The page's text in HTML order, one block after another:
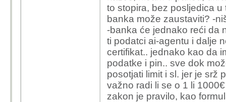
to stopira, bez posljedica
banka može zaustaviti? -
-banka će jednako reći da
ti podatci ai-agentu i dalje
certifikat.. jednako kao da
podatke i pin.. sve dok
posotjati limit i sl. jer je srž
važno radi li se o 1 li
zakon je pravilo, kao